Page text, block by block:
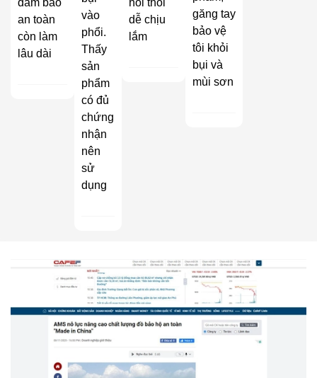
an toàn
còn làm
lâu dài
vào
phổi.
Thấy
sản
phẩm
có đủ
chứng
nhận
nên
sử
dụng
dễ chịu
lắm
găng tay
bảo vệ
tôi khỏi
bụi và
mùi sơn